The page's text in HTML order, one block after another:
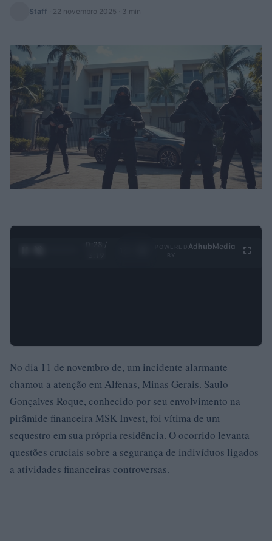
Staff · 22 novembro 2025 · 3 min
0:29 /
Ad hubMedia
No dia 11 de novembro de, um incidente alarmante
chamou a atenção em Alfenas, Minas Gerais. Saulo
Gonçalves Roque, conhecido por seu envolvimento na
pirâmide financeira MSK Invest, foi vítima de um
sequestro em sua própria residência. O ocorrido levanta
questões cruciais sobre a segurança de indivíduos ligados
a atividades financeiras controversas.